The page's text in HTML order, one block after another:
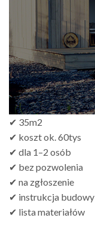
✔ 35m2
✔ koszt ok. 60tys
✔ dla 1–2 osób
✔ bez pozwolenia
✔ na zgłoszenie
✔ instrukcja budowy
✔ lista materiałów